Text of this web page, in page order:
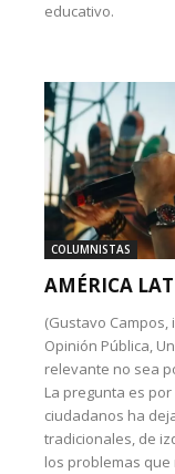
educativo.
COLUMNISTAS
AMÉRICA
(Gustavo
Opinión Pública,
relevante no sea
La pregunta es
ciudadanos ha
tradicionales, de
los problemas